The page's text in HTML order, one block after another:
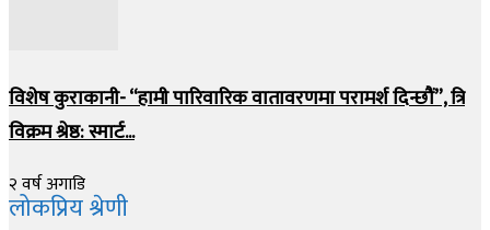
विशेष कुराकानी- “हामी पारिवारिक वातावरणमा परामर्श दिन्छौं”, त्रि
विक्रम श्रेष्ठ: स्मार्ट...
२ वर्ष अगाडि
लोकप्रिय श्रेणी